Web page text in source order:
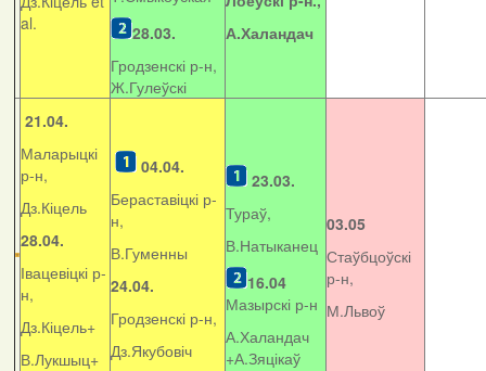
al.
28.03.
Гродзенскі р-н,
Ж.Гулеўскі
А.Халандач
21.04.
Маларыцкі
р-н,
Дз.Кіцель
28.04.
Івацевіцкі р-
н,
Дз.Кіцель+
В.Лукшыц+
04.04.
Бераставіцкі р-
н,
В.Гуменны
24.04.
Гродзенскі р-н,
Дз.Якубовіч
23.03.
Тураў,
В.Натыканец
16.04
Мазырскі р-н
А.Халандач
+А.Зяцікаў
03.05
Стаўбцоўскі
р-н,
М.Львоў